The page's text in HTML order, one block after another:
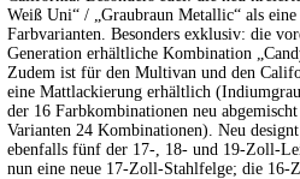
Weiß Uni“ / „Graubraun Metallic“ als
Farbvarianten. Besonders exklusiv: die
Generation erhältliche Kombination
Zudem ist für den Multivan und den
eine Mattlackierung erhältlich
der 16 Farbkombinationen neu
Varianten 24 Kombinationen). Neu
ebenfalls fünf der 17-, 18- und 19-Zoll-
nun eine neue 17-Zoll-Stahlfelge; die 16-